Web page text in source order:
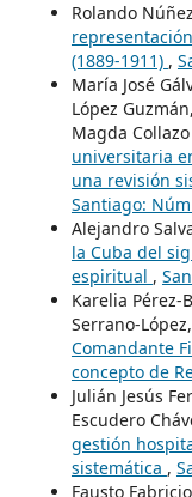
Rolando
(1889-1911) ,
María José
López
Magda
universitaria
una revisión
Santiago:
Alejandro
la Cuba del
espiritual ,
Karelia Pérez-
Serrano-López,
Comandante
concepto de
Julián Jesús
Escudero
gestión
sistemática ,
Fausto